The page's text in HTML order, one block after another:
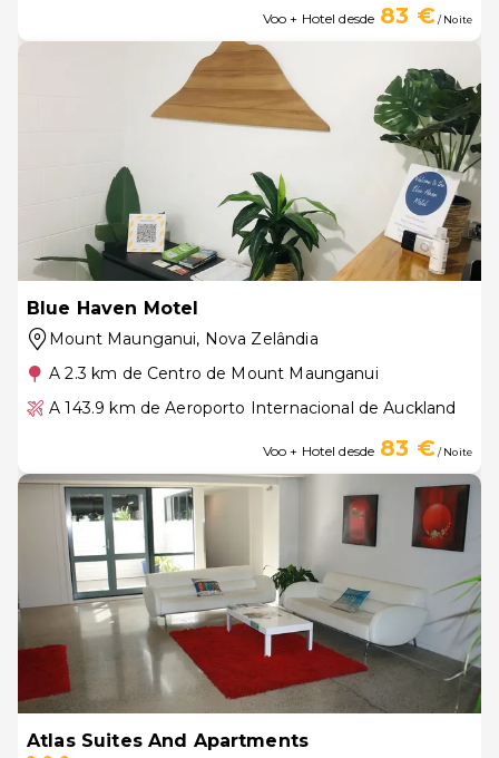
Voo + Hotel desde 83 €/ Noite
Blue Haven Motel
Mount Maunganui, Nova Zelândia
A 2.3 km de Centro de Mount Maunganui
A 143.9 km de Aeroporto Internacional de Auckland
Voo + Hotel desde 83 €/ Noite
Atlas Suites And Apartments